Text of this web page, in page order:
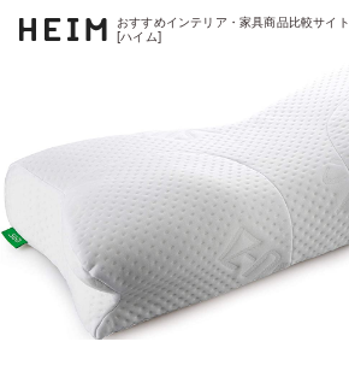
おすすめインテリア・家具商品比較サイト
[ハイム]